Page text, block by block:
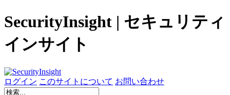
SecurityInsight | セキュリティ
インサイト
ログイン このサイトについて お問い合わせ